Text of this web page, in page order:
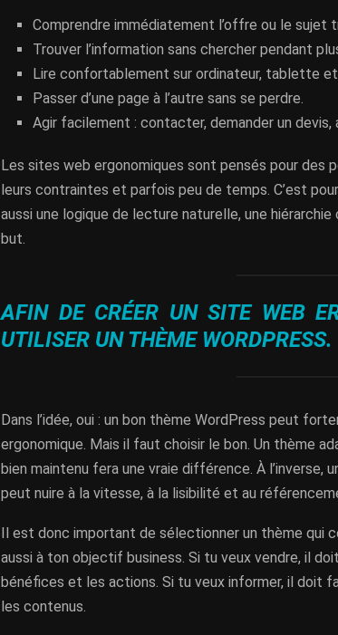
Comprendre immédiatement l’offre ou le sujet
Trouver l’information sans chercher pendant
Lire confortablement sur ordinateur, tablette
Passer d’une page à l’autre sans se perdre.
Agir facilement : contacter, demander un devis,
Les sites web ergonomiques sont pensés pour des
leurs contraintes et parfois peu de temps. C’est
aussi une logique de lecture naturelle, une
but.
AFIN DE CRÉER UN SITE WEB
UTILISER UN THÈME WORDPRESS.
Dans l’idée, oui : un bon thème WordPress peut
ergonomique. Mais il faut choisir le bon. Un thème
bien maintenu fera une vraie différence. À
peut nuire à la vitesse, à la lisibilité et au
Il est donc important de sélectionner un thème qui
aussi à ton objectif business. Si tu veux vendre, il
bénéfices et les actions. Si tu veux informer, il doit
les contenus.